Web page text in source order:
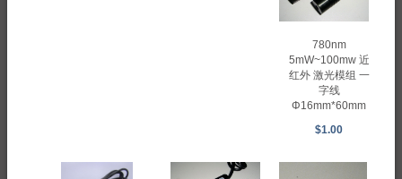
780nm
5mW~100mw 近
红外 激光模组 一
字线
Φ16mm*60mm
$1.00